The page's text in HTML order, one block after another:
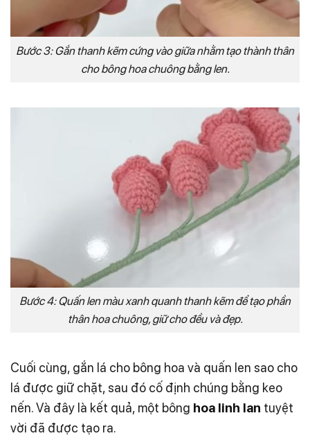
Bước 3: Gắn thanh kẽm cứng vào giữa nhằm tạo thành thân
cho bông hoa chuông bằng len.
Bước 4: Quấn len màu xanh quanh thanh kẽm để tạo phần
thân hoa chuông, giữ cho đều và đẹp.
Cuối cùng, gắn lá cho bông hoa và quấn len sao cho
lá được giữ chặt, sau đó cố định chúng bằng keo
nến. Và đây là kết quả, một bông hoa linh lan tuyệt
vời đã được tạo ra.